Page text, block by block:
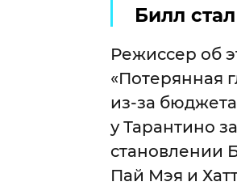
Билл
Режиссер об
«Потерянная
из-за
у Тарантино
становлении
Пай Мэя и